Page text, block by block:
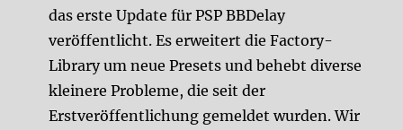
das erste Update für PSP BBDelay
veröffentlicht. Es erweitert die Factory-
Library um neue Presets und behebt diverse
kleinere Probleme, die seit der
Erstveröffentlichung gemeldet wurden. Wir